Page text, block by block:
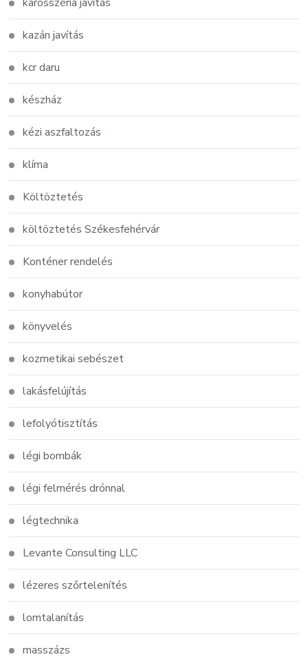
kazán javítás
kcr daru
készház
kézi aszfaltozás
klíma
Költöztetés
költöztetés Székesfehérvár
Konténer rendelés
konyhabútor
könyvelés
kozmetikai sebészet
lakásfelújítás
lefolyótisztítás
légi bombák
légi felmérés drónnal
légtechnika
Levante Consulting LLC
lézeres szőrtelenítés
lomtalanítás
masszázs